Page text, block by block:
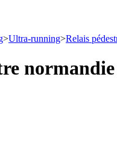
>Ultra-running>Relais